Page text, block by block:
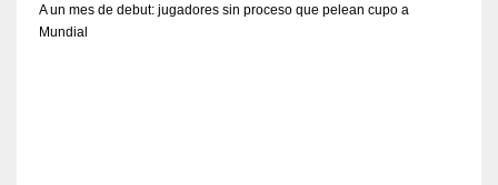
A un mes de debut: jugadores sin proceso que pelean cupo a
Mundial